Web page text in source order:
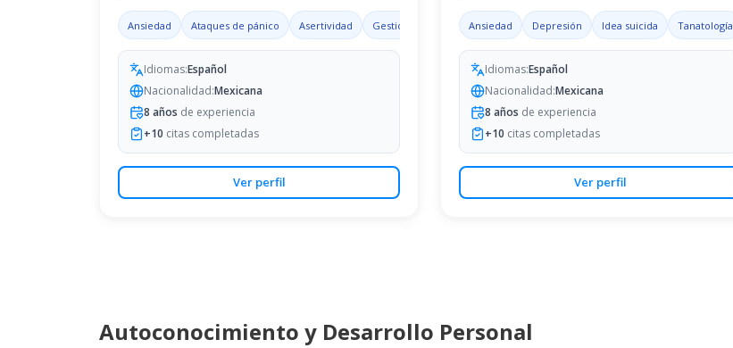
Ansiedad Ataques de pánico Asertividad Gestión emocional Trastorno por déficit de atención con hiperactividad
Idiomas:Español
Nacionalidad:Mexicana
8 años de experiencia
+10 citas completadas
Ver perfil
Ansiedad Depresión Idea suicida Tanatología
Idiomas:Español
Nacionalidad:Mexicana
8 años de experiencia
+10 citas completadas
Ver perfil
Autoconocimiento y Desarrollo Personal